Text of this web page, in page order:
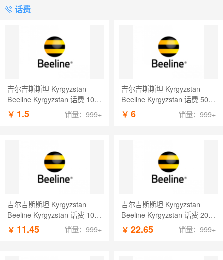
话费
吉尔吉斯斯坦 Kyrgyzstan
Beeline Kyrgyzstan 话费 10
KGS
￥ 1.5 销量：999+
吉尔吉斯斯坦 Kyrgyzstan
Beeline Kyrgyzstan 话费 50
KGS
￥ 6 销量：999+
吉尔吉斯斯坦 Kyrgyzstan
Beeline Kyrgyzstan 话费 100
KGS
￥ 11.45 销量：999+
吉尔吉斯斯坦 Kyrgyzstan
Beeline Kyrgyzstan 话费 200
KGS
￥ 22.65 销量：999+